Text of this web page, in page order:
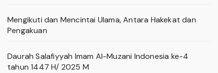
Mengikuti dan Mencintai Ulama, Antara Hakekat dan
Pengakuan
Daurah Salafiyyah Imam Al-Muzani Indonesia ke-4
tahun 1447 H/ 2025 M